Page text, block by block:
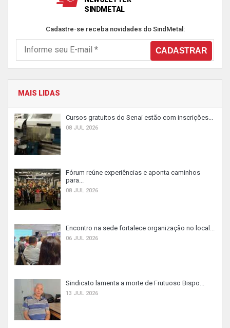
SINDMETAL
Cadastre-se receba novidades do SindMetal:
MAIS LIDAS
Cursos gratuitos do Senai estão com inscrições...
08 JUL 2026
Fórum reúne experiências e aponta caminhos
para...
08 JUL 2026
Encontro na sede fortalece organização no local...
06 JUL 2026
Sindicato lamenta a morte de Frutuoso Bispo...
13 JUL 2026